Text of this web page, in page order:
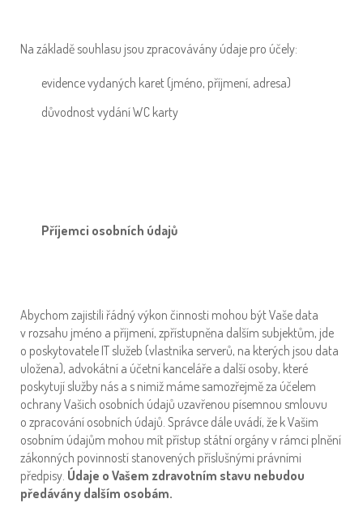
Na základě souhlasu jsou zpracovávány údaje pro účely:
evidence vydaných karet (jméno, příjmení, adresa)
důvodnost vydání WC karty
Příjemci osobních údajů
Abychom zajistili řádný výkon činnosti mohou být Vaše data
v rozsahu jméno a příjmení, zpřístupněna dalším subjektům, jde
o poskytovatele IT služeb (vlastníka serverů, na kterých jsou data
uložena), advokátní a účetní kanceláře a další osoby, které
poskytují služby nás a s nimiž máme samozřejmě za účelem
ochrany Vašich osobních údajů uzavřenou písemnou smlouvu
o zpracování osobních údajů. Správce dále uvádí, že k Vašim
osobním údajům mohou mít přístup státní orgány v rámci plnění
zákonných povinností stanovených příslušnými právními
předpisy. Údaje o Vašem zdravotním stavu nebudou
předávány dalším osobám.